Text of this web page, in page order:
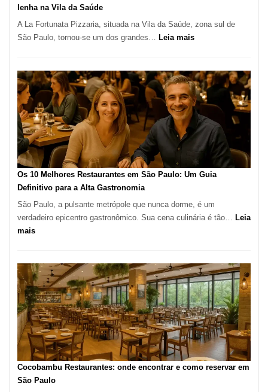
lenha na Vila da Saúde
A La Fortunata Pizzaria, situada na Vila da Saúde, zona sul de
São Paulo, tornou-se um dos grandes… Leia mais:
Pizzaria:
tradição
em
pizza
artesanal
forno
à
Vila
da
Os 10 Melhores Restaurantes em São Paulo: Um Guia
Definitivo para a Alta Gastronomia
São Paulo, a pulsante metrópole que nunca dorme, é um
verdadeiro epicentro gastronômico. Sua cena culinária é tão… Leia
mais:
Melhores
Restaurantes
em
São
Paulo:
Um
Guia
Definitivo
para
Cocobambu Restaurantes: onde encontrar e como reservar em
São Paulo